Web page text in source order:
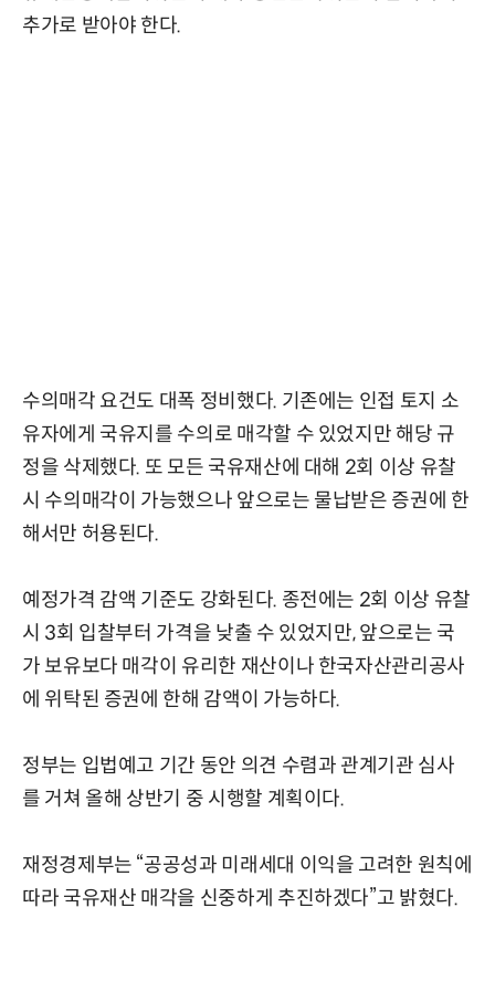
추가로 받아야 한다.
수의매각 요건도 대폭 정비했다. 기존에는 인접 토지 소
유자에게 국유지를 수의로 매각할 수 있었지만 해당 규
정을 삭제했다. 또 모든 국유재산에 대해 2회 이상 유찰
시 수의매각이 가능했으나 앞으로는 물납받은 증권에 한
해서만 허용된다.
예정가격 감액 기준도 강화된다. 종전에는 2회 이상 유찰
시 3회 입찰부터 가격을 낮출 수 있었지만, 앞으로는 국
가 보유보다 매각이 유리한 재산이나 한국자산관리공사
에 위탁된 증권에 한해 감액이 가능하다.
정부는 입법예고 기간 동안 의견 수렴과 관계기관 심사
를 거쳐 올해 상반기 중 시행할 계획이다.
재정경제부는 “공공성과 미래세대 이익을 고려한 원칙에
따라 국유재산 매각을 신중하게 추진하겠다”고 밝혔다.